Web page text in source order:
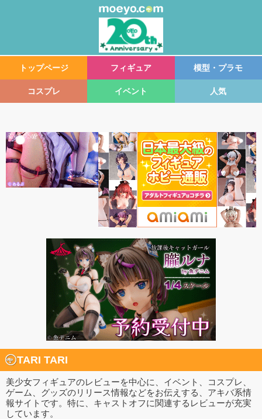
トップページ フィギュア 模型・プラモ
コスプレ イベント 人気
TARI TARI
美少女フィギュアのレビューを中心に、イベント、コスプレ、
ゲーム、グッズのリリース情報などをお伝えする、アキバ系情
報サイトです。特に、キャストオフに関連するレビューが充実
しています。